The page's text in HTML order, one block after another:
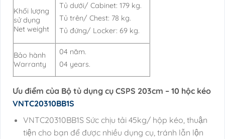
Khối lượng
sử dụng
Net weight
Tủ dưới/ Cabinet: 179 kg.
Tủ trên/ Chest: 78 kg.
Tủ đứng/ Locker: 69 kg.
Bảo hành
Warranty
04 năm.
04 years.
Ưu điểm của Bộ tủ dụng cụ CSPS 203cm – 10 hộc kéo
VNTC20310BB1S
VNTC20310BB1S Sức chịu tải 45kg/ hộp kéo, thuận
tiện cho bạn để được nhiều dụng cụ, tránh lẫn lộn